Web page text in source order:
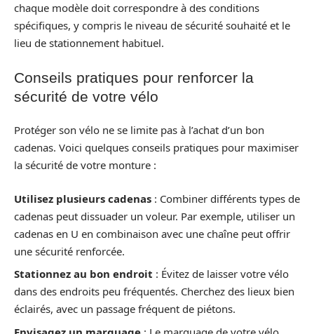
chaque modèle doit correspondre à des conditions
spécifiques, y compris le niveau de sécurité souhaité et le
lieu de stationnement habituel.
Conseils pratiques pour renforcer la
sécurité de votre vélo
Protéger son vélo ne se limite pas à l’achat d’un bon
cadenas. Voici quelques conseils pratiques pour maximiser
la sécurité de votre monture :
Utilisez plusieurs cadenas : Combiner différents types de
cadenas peut dissuader un voleur. Par exemple, utiliser un
cadenas en U en combinaison avec une chaîne peut offrir
une sécurité renforcée.
Stationnez au bon endroit : Évitez de laisser votre vélo
dans des endroits peu fréquentés. Cherchez des lieux bien
éclairés, avec un passage fréquent de piétons.